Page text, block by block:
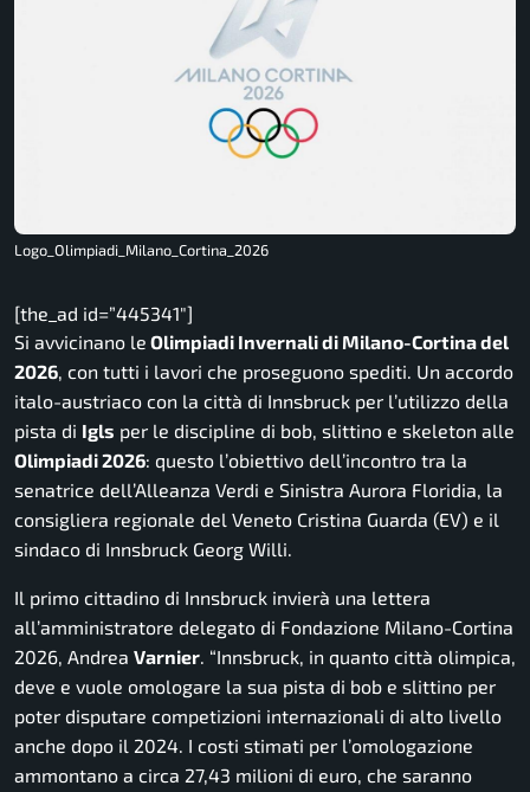
Logo_Olimpiadi_Milano_Cortina_2026
[the_ad id=”445341″]
Si avvicinano le Olimpiadi Invernali di Milano-Cortina del
2026, con tutti i lavori che proseguono spediti. Un accordo
italo-austriaco con la città di Innsbruck per l’utilizzo della
pista di Igls per le discipline di bob, slittino e skeleton alle
Olimpiadi 2026: questo l’obiettivo dell’incontro tra la
senatrice dell’Alleanza Verdi e Sinistra Aurora Floridia, la
consigliera regionale del Veneto Cristina Guarda (EV) e il
sindaco di Innsbruck Georg Willi.
Il primo cittadino di Innsbruck invierà una lettera
all’amministratore delegato di Fondazione Milano-Cortina
2026, Andrea Varnier. “Innsbruck, in quanto città olimpica,
deve e vuole omologare la sua pista di bob e slittino per
poter disputare competizioni internazionali di alto livello
anche dopo il 2024. I costi stimati per l’omologazione
ammontano a circa 27,43 milioni di euro, che saranno